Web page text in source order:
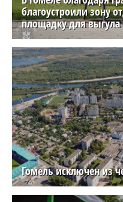
благоустроили зону
площадку для
Гомель исключен из